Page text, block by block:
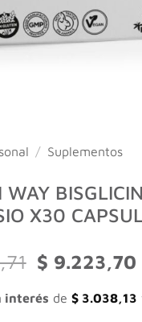
/ Suplementos
WAY
X30
El
precio
original
era:
$ 9.223,70El
interés de $3.038,13